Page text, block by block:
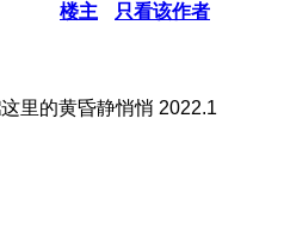
楼主
只看该作者
2022.1